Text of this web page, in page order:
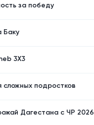
за победу
Баку
3X3
сложных подростков
Дагестана с ЧР 2026